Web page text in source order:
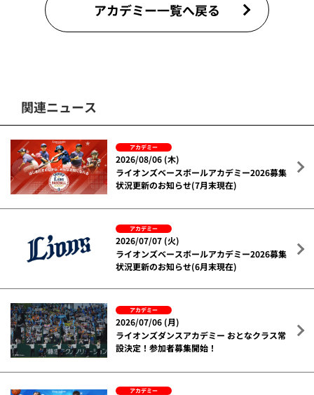
アカデミー一覧へ戻る
関連ニュース
アカデミー
2026/08/06 (木)
ライオンズベースボールアカデミー2026募集
状況更新のお知らせ(7月末現在)
アカデミー
2026/07/07 (火)
ライオンズベースボールアカデミー2026募集
状況更新のお知らせ(6月末現在)
アカデミー
2026/07/06 (月)
ライオンズダンスアカデミー おとなクラス常
設決定！参加者募集開始！
アカデミー